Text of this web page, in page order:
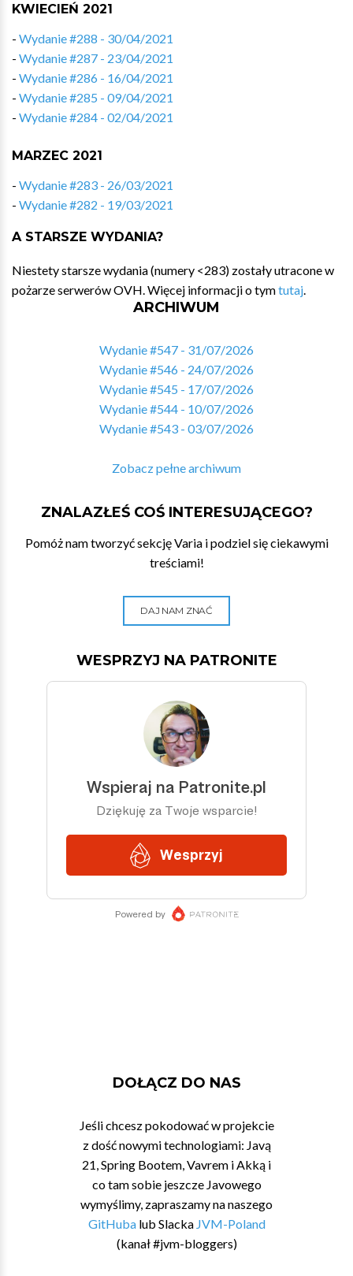
KWIECIEŃ 2021
- Wydanie #288 - 30/04/2021
- Wydanie #287 - 23/04/2021
- Wydanie #286 - 16/04/2021
- Wydanie #285 - 09/04/2021
- Wydanie #284 - 02/04/2021
MARZEC 2021
- Wydanie #283 - 26/03/2021
- Wydanie #282 - 19/03/2021
A STARSZE WYDANIA?
Niestety starsze wydania (numery <283) zostały utracone w
pożarze serwerów OVH. Więcej informacji o tymtutaj.
ARCHIWUM
Wydanie #547 - 31/07/2026
Wydanie #546 - 24/07/2026
Wydanie #545 - 17/07/2026
Wydanie #544 - 10/07/2026
Wydanie #543 - 03/07/2026
Zobacz pełne archiwum
ZNALAZŁEŚ COŚ INTERESUJĄCEGO?
Pomóż nam tworzyć sekcję Varia i podziel się ciekawymi
treściami!
DAJ NAM ZNAĆ
WESPRZYJ NA PATRONITE
DOŁĄCZ DO NAS
Jeśli chcesz pokodować w projekcie
z dość nowymi technologiami: Javą
21, Spring Bootem, Vavrem i Akką i
co tam sobie jeszcze Javowego
wymyślimy, zapraszamy na naszego
GitHubalub Slacka JVM-Poland
(kanał #jvm-bloggers)